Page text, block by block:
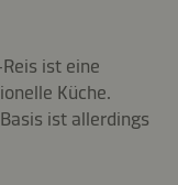
ist eine
Küche.
ist allerdings